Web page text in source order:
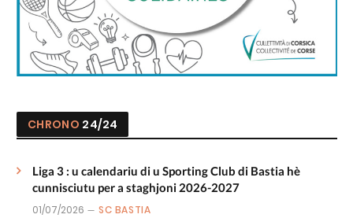
CHRONO 24/24
Liga 3 : u calendariu di u Sporting Club di Bastia hè
cunnisciutu per a staghjoni 2026-2027
01/07/2026 SC BASTIA